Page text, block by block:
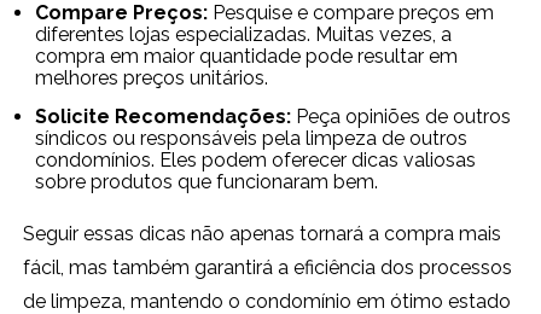
Compare Preços: Pesquise e compare preços em
diferentes lojas especializadas. Muitas vezes, a
compra em maior quantidade pode resultar em
melhores preços unitários.
Solicite Recomendações: Peça opiniões de outros
síndicos ou responsáveis pela limpeza de outros
condomínios. Eles podem oferecer dicas valiosas
sobre produtos que funcionaram bem.
Seguir essas dicas não apenas tornará a compra mais
fácil, mas também garantirá a eficiência dos processos
de limpeza, mantendo o condomínio em ótimo estado